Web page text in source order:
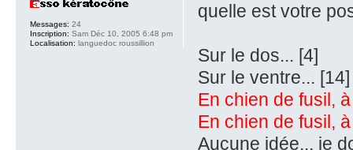
quelle est votre
Sur le dos... [4]
Sur le ventre... [14]
En chien de fusil,
En chien de fusil,
Aucune idée... je
Messages: 24
Inscription: Sam Déc 10, 2005 6:48 pm
Localisation: languedoc roussillion